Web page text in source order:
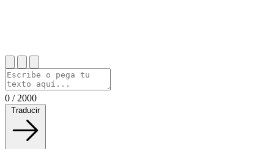
0 / 2000
Traducir